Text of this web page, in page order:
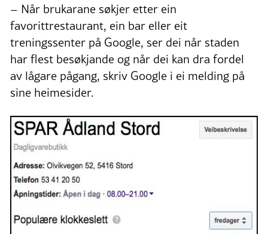
– Når brukarane søkjer etter ein
favorittrestaurant, ein bar eller eit
treningssenter på Google, ser dei når staden
har flest besøkjande og når dei kan dra fordel
av lågare pågang, skriv Google i ei melding på
sine heimesider.